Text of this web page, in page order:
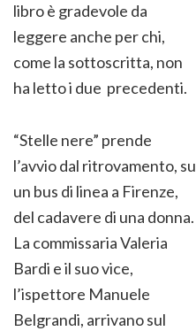
libro è gradevole da
leggere anche per chi,
come la sottoscritta, non
ha letto i due precedenti.
“Stelle nere” prende
l’avvio dal ritrovamento, su
un bus di linea a Firenze,
del cadavere di una donna.
La commissaria Valeria
Bardi e il suo vice,
l’ispettore Manuele
Belgrandi, arrivano sul